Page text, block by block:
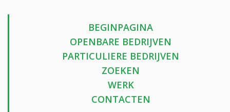
BEGINPAGINA
OPENBARE BEDRIJVEN
PARTICULIERE BEDRIJVEN
ZOEKEN
WERK
CONTACTEN